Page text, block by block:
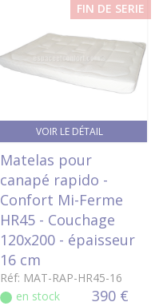
VOIR LE DÉTAIL
FIN DE SERIE
Matelas pour
canapé rapido -
Confort Mi-Ferme
HR45 - Couchage
120x200 - épaisseur
16 cm
Réf: MAT-RAP-HR45-16
en stock
390 €